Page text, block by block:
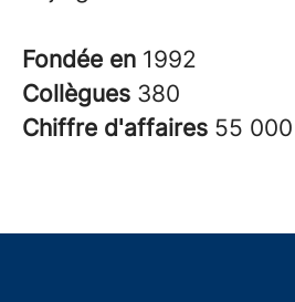
Fondée en 1992
Collègues 380
Chiffre d'affaires 55